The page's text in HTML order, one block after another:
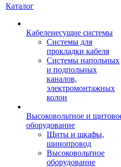
Каталог
Кабеленесущие системы
Системы для
прокладки кабеля
Системы напольных
и подпольных
каналов,
электромонтажных
колон
Высоковольтное и
оборудование
Щиты и шкафы,
шинопровод
Высоковольтное
оборудование